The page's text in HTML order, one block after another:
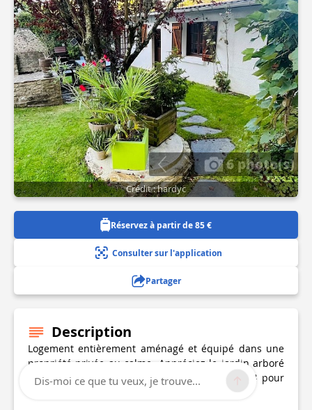
6 photo(s)
Crédit : hardyc
Réservez à partir de 85 €
Consulter sur l'application
Partager
Description
Logement entièrement aménagé et équipé dans une
propriété privée au calme. Appréciez le jardin arboré
pour votre tranquillité. La surface est de 40m² pour
une capacité de 2-3 personnes (4 maximum).
Dis-moi ce que tu veux, je trouve...